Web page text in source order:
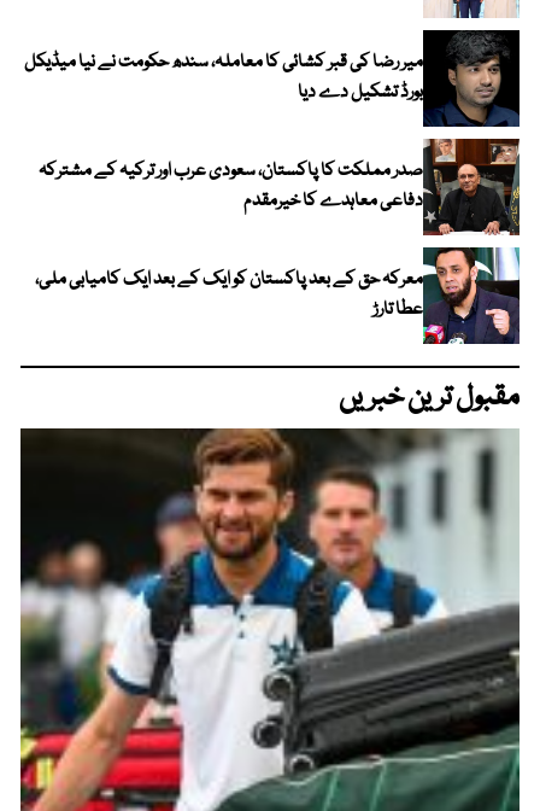
میر رضا کی قبر کشائی کا معاملہ، سندھ حکومت نے نیا میڈیکل
بورڈ تشکیل دے دیا
صدر مملکت کا پاکستان، سعودی عرب اور ترکیہ کے مشترکہ
دفاعی معاہدے کا خیرمقدم
معرکہ حق کے بعد پاکستان کو ایک کے بعد ایک کامیابی ملی،
عطا تارڑ
مقبول ترین خبریں